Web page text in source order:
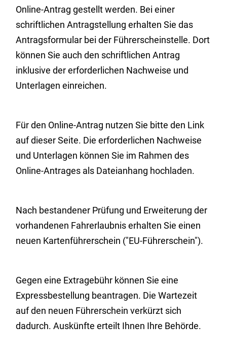
Online-Antrag gestellt werden. Bei einer
schriftlichen Antragstellung erhalten Sie das
Antragsformular bei der Führerscheinstelle. Dort
können Sie auch den schriftlichen Antrag
inklusive der erforderlichen Nachweise und
Unterlagen einreichen.
Für den Online-Antrag nutzen Sie bitte den Link
auf dieser Seite. Die erforderlichen Nachweise
und Unterlagen können Sie im Rahmen des
Online-Antrages als Dateianhang hochladen.
Nach bestandener Prüfung und Erweiterung der
vorhandenen Fahrerlaubnis erhalten Sie einen
neuen Kartenführerschein ("EU-Führerschein").
Gegen eine Extragebühr können Sie eine
Expressbestellung beantragen. Die Wartezeit
auf den neuen Führerschein verkürzt sich
dadurch. Auskünfte erteilt Ihnen Ihre Behörde.